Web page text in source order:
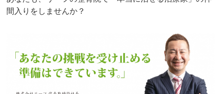
間入りをしませんか？